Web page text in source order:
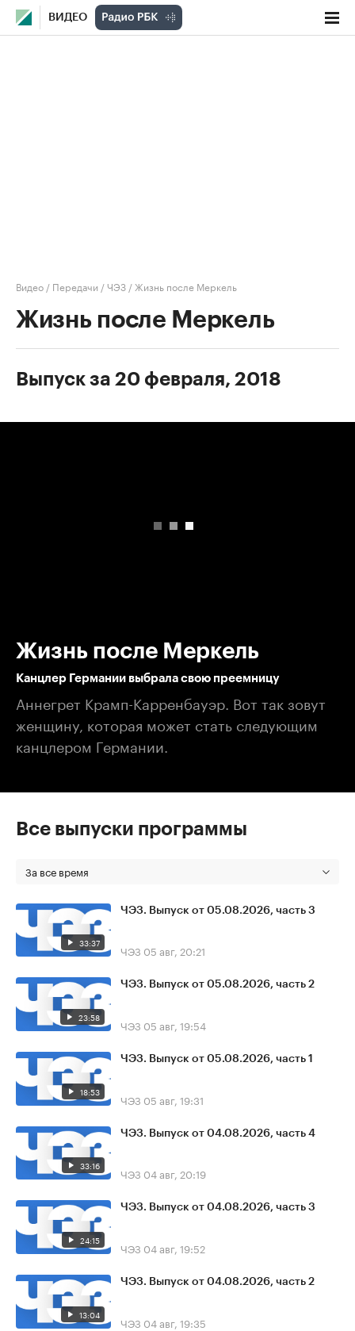
ВИДЕО
Видео / Передачи /ЧЭЗ /Жизнь после Меркель
Жизнь после Меркель
Выпуск за 20 февраля, 2018
Жизнь после Меркель
Канцлер Германии выбрала свою преемницу
Аннегрет Крамп-Карренбауэр. Вот так зовут
женщину, которая может стать следующим
канцлером Германии.
Все выпуски программы
За все время
33:37
ЧЭЗ. Выпуск от 05.08.2026, часть 3
ЧЭЗ 05 авг, 20:21
23:58
ЧЭЗ. Выпуск от 05.08.2026, часть 2
ЧЭЗ 05 авг, 19:54
18:53
ЧЭЗ. Выпуск от 05.08.2026, часть 1
ЧЭЗ 05 авг, 19:31
33:16
ЧЭЗ. Выпуск от 04.08.2026, часть 4
ЧЭЗ 04 авг, 20:19
24:15
ЧЭЗ. Выпуск от 04.08.2026, часть 3
ЧЭЗ 04 авг, 19:52
13:04
ЧЭЗ. Выпуск от 04.08.2026, часть 2
ЧЭЗ 04 авг, 19:35